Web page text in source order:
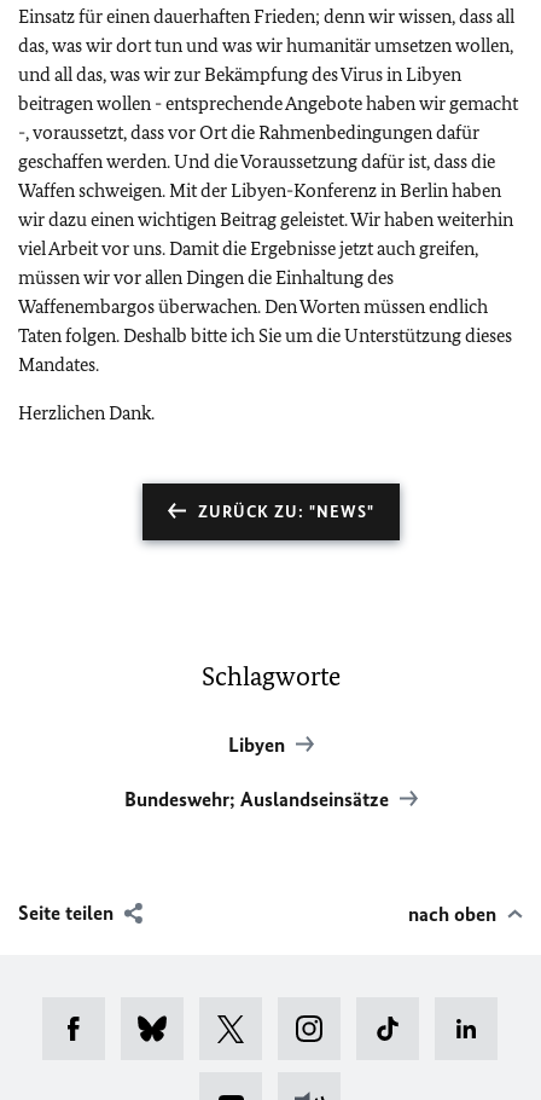
Einsatz für einen dauerhaften Frieden; denn wir wissen, dass all
das, was wir dort tun und was wir humanitär umsetzen wollen,
und all das, was wir zur Bekämpfung des Virus in Libyen
beitragen wollen - entsprechende Angebote haben wir gemacht
-, voraussetzt, dass vor Ort die Rahmenbedingungen dafür
geschaffen werden. Und die Voraussetzung dafür ist, dass die
Waffen schweigen. Mit der Libyen-Konferenz in Berlin haben
wir dazu einen wichtigen Beitrag geleistet. Wir haben weiterhin
viel Arbeit vor uns. Damit die Ergebnisse jetzt auch greifen,
müssen wir vor allen Dingen die Einhaltung des
Waffenembargos überwachen. Den Worten müssen endlich
Taten folgen. Deshalb bitte ich Sie um die Unterstützung dieses
Mandates.
Herzlichen Dank.
ZURÜCK ZU: "NEWS"
Schlagworte
Libyen
Bundeswehr; Auslandseinsätze
Seite teilen nach oben